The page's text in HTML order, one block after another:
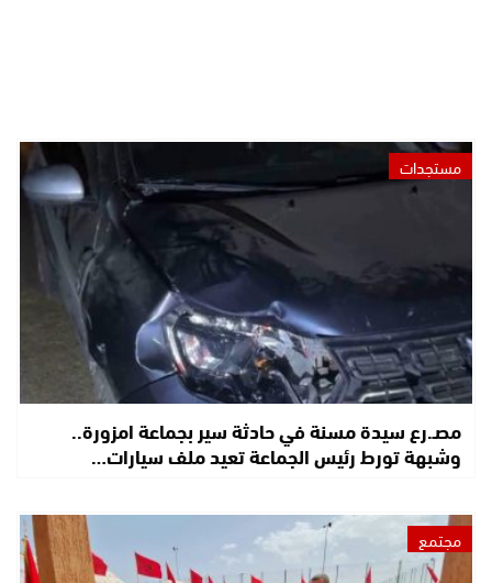
مستجدات
مصـ.رع سيدة مسنة في حادثة سير بجماعة امزورة..
وشبهة تورط رئيس الجماعة تعيد ملف سيارات…
مجتمع